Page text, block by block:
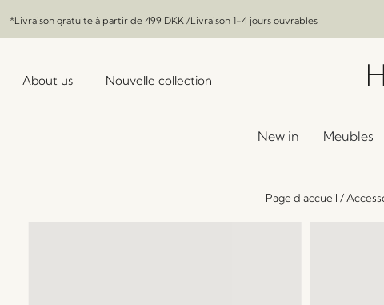
*Livraison gratuite à partir de 499 DKK /Livraison 1-4 jours ouvrables
About us Nouvelle collection
New in Meubles
Page d'accueil /